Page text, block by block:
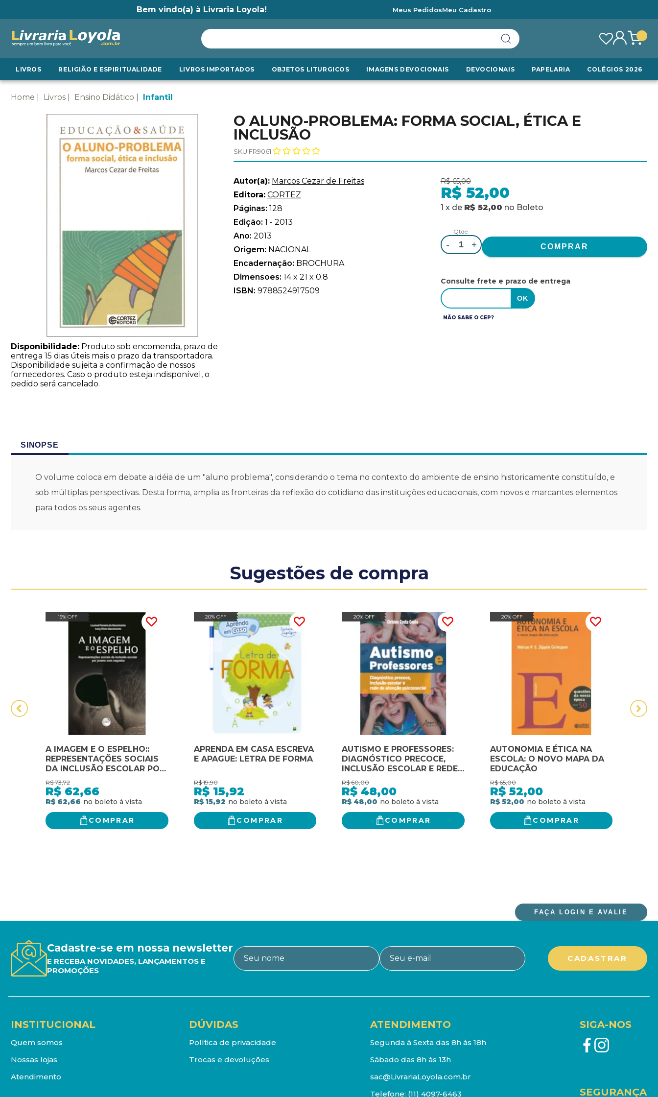
Bem vindo(a) à Livraria Loyola! Meus PedidosMeu Cadastro
LIVROS RELIGIÃO E ESPIRITUALIDADE LIVROS IMPORTADOS OBJETOS LITURGICOS IMAGENS DEVOCIONAIS DEVOCIONAIS PAPELARIA COLÉGIOS 2026
Home Livros Ensino Didático Infantil
Disponibilidade: Produto sob encomenda, prazo de
entrega 15 dias úteis mais o prazo da transportadora.
Disponibilidade sujeita a confirmação de nossos
fornecedores. Caso o produto esteja indisponível, o
pedido será cancelado.
O ALUNO-PROBLEMA: FORMA SOCIAL, ÉTICA E
INCLUSÃO
SKU FR9061
Autor(a): Marcos Cezar de Freitas
Editora: CORTEZ
Páginas: 128
Edição: 1 - 2013
Ano: 2013
Origem: NACIONAL
Encadernação: BROCHURA
Dimensões: 14 x 21 x 0.8
ISBN: 9788524917509
R$ 65,00
R$ 52,00
1 x de R$ 52,00 no Boleto
Qtde.
- +
Consulte frete e prazo de entrega
NÃO SABE O CEP?
SINOPSE
O volume coloca em debate a idéia de um "aluno problema", considerando o tema no contexto do ambiente de ensino historicamente constituído, e
sob múltiplas perspectivas. Desta forma, amplia as fronteiras da reflexão do cotidiano das instituições educacionais, com novos e marcantes elementos
para todos os seus agentes.
Sugestões de compra
15% OFF
A IMAGEM E O ESPELHO::
REPRESENTAÇÕES SOCIAIS
DA INCLUSÃO ESCOLAR POR
JOVENS COM CEGUEIRA
R$ 73,72
R$ 62,66
R$ 62,66
COMPRAR
20% OFF
APRENDA EM CASA ESCREVA
E APAGUE: LETRA DE FORMA
R$ 19,90
R$ 15,92
R$ 15,92
COMPRAR
20% OFF
AUTISMO E PROFESSORES:
DIAGNÓSTICO PRECOCE,
INCLUSÃO ESCOLAR E REDE
DE ATENÇÃO PSICOSSOCIAL
R$ 60,00
R$ 48,00
R$ 48,00
COMPRAR
20% OFF
AUTONOMIA E ÉTICA NA
ESCOLA: O NOVO MAPA DA
EDUCAÇÃO
R$ 65,00
R$ 52,00
R$ 52,00
COMPRAR
FAÇA LOGIN E AVALIE
Cadastre-se em nossa newsletter
E RECEBA NOVIDADES, LANÇAMENTOS E
PROMOÇÕES
INSTITUCIONAL
Quem somos
Nossas lojas
Atendimento
DÚVIDAS
Política de privacidade
Trocas e devoluções
ATENDIMENTO
Segunda à Sexta das 8h às 18h
Sábado das 8h às 13h
sac@LivrariaLoyola.com.br
Telefone: (11) 4097-6463
SIGA-NOS
SEGURANÇA